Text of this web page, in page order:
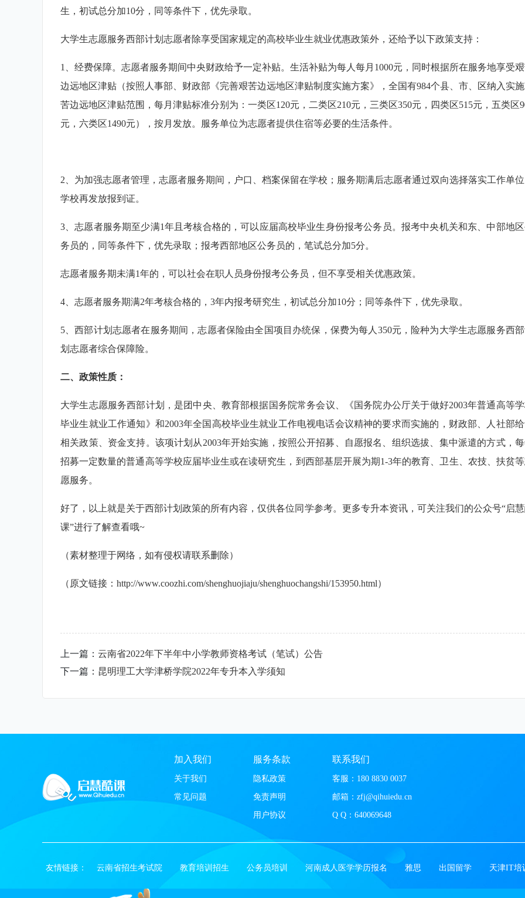
生，初试总分加10分，同等条件下，优先录取。
大学生志愿服务西部计划志愿者除享受国家规定的高校毕业生就业优惠政策外，还给予以下政策支持：
1、经费保障。志愿者服务期间中央财政给予一定补贴。生活补贴为每人每月1000元，同时根据所在服务地享受
边远地区津贴（按照人事部、财政部《完善艰苦边远地区津贴制度实施方案》，全国有984个县、市、区纳入实
苦边远地区津贴范围，每月津贴标准分别为：一类区120元，二类区210元，三类区350元，四类区515元，五类区
元，六类区1490元），按月发放。服务单位为志愿者提供住宿等必要的生活条件。
2、为加强志愿者管理，志愿者服务期间，户口、档案保留在学校；服务期满后志愿者通过双向选择落实工作单位
学校再发放报到证。
3、志愿者服务期至少满1年且考核合格的，可以应届高校毕业生身份报考公务员。报考中央机关和东、中部地
务员的，同等条件下，优先录取；报考西部地区公务员的，笔试总分加5分。
志愿者服务期未满1年的，可以社会在职人员身份报考公务员，但不享受相关优惠政策。
4、志愿者服务期满2年考核合格的，3年内报考研究生，初试总分加10分；同等条件下，优先录取。
5、西部计划志愿者在服务期间，志愿者保险由全国项目办统保，保费为每人350元，险种为大学生志愿服务西
划志愿者综合保障险。
二、政策性质：
大学生志愿服务西部计划，是团中央、教育部根据国务院常务会议、《国务院办公厅关于做好2003年普通高等
毕业生就业工作通知》和2003年全国高校毕业生就业工作电视电话会议精神的要求而实施的，财政部、人社部
相关政策、资金支持。该项计划从2003年开始实施，按照公开招募、自愿报名、组织选拔、集中派遣的方式，
招募一定数量的普通高等学校应届毕业生或在读研究生，到西部基层开展为期1-3年的教育、卫生、农技、扶贫
愿服务。
好了，以上就是关于西部计划政策的所有内容，仅供各位同学参考。更多专升本资讯，可关注我们的公众号“启
课”进行了解查看哦~
（素材整理于网络，如有侵权请联系删除）
（原文链接：http://www.coozhi.com/shenghuojiaju/shenghuochangshi/153950.html）
上一篇： 云南省2022年下半年中小学教师资格考试（笔试）公告
下一篇： 昆明理工大学津桥学院2022年专升本入学须知
加入我们
关于我们
常见问题
服务条款
隐私政策
免责声明
用户协议
联系我们
客服：180 8830 0037
邮箱：zfj@qihuiedu.cn
Q Q： 640069648
友情链接： 云南省招生考试院 教育培训招生 公务员培训 河南成人医学学历报名 雅思 出国留学 天津IT培